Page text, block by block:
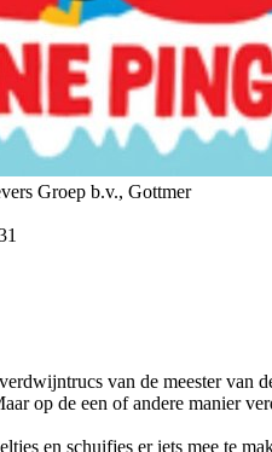
Groep b.v., Gottmer
van de meester van
op de een of andere manier
en schuifjes er iets mee te